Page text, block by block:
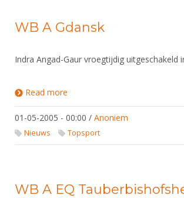
WB A Gdansk
Indra Angad-Gaur vroegtijdig uitgeschakeld
Read more
01-05-2005 - 00:00 / Anoniem
Nieuws Topsport
WB A EQ